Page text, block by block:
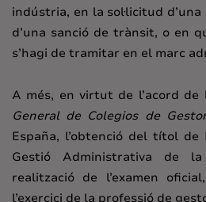
indústria, en la sol·licitud
d’una sanció de trànsit, o en
s’hagi de tramitar en el marc
A més, en virtut de l’acord de
General de Colegios de
España, l’obtenció del títol
Gestió Administrativa de
realització de l’examen
l’exercici de la professió de